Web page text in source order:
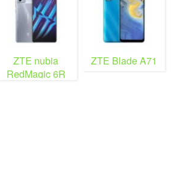
ZTE nubia
RedMagic 6R
ZTE Blade A71